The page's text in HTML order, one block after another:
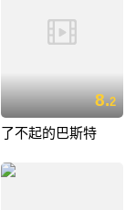
8.2
了不起的巴斯特